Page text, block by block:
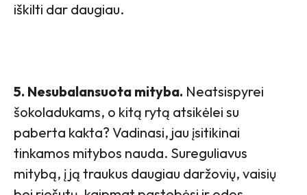
iškilti dar daugiau.
5. Nesubalansuota mityba. Neatsispyrei
šokoladukams, o kitą rytą atsikėlei su
paberta kakta? Vadinasi, jau įsitikinai
tinkamos mitybos nauda. Sureguliavus
mitybą, į ją traukus daugiau daržovių, vaisių